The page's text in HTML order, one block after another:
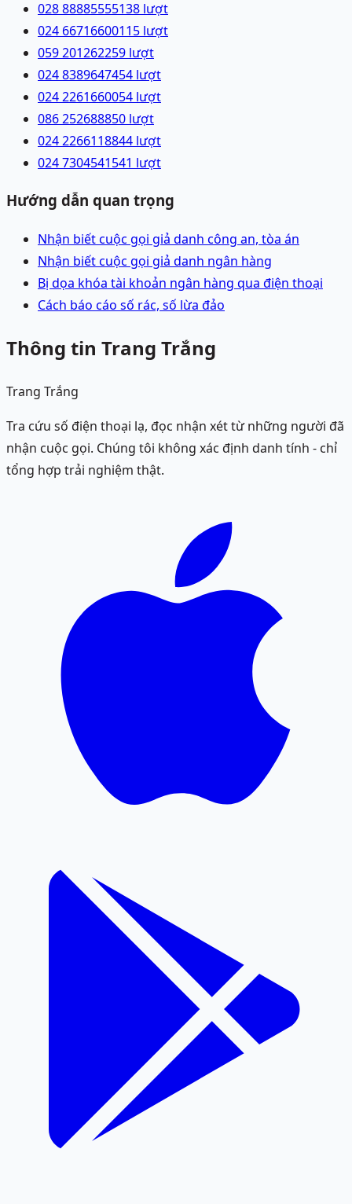
028 88885555138 lượt
024 66716600115 lượt
059 201262259 lượt
024 8389647454 lượt
024 2261660054 lượt
086 252688850 lượt
024 2266118844 lượt
024 7304541541 lượt
Hướng dẫn quan trọng
Nhận biết cuộc gọi giả danh công an, tòa án
Nhận biết cuộc gọi giả danh ngân hàng
Bị dọa khóa tài khoản ngân hàng qua điện thoại
Cách báo cáo số rác, số lừa đảo
Thông tin Trang Trắng
Trang Trắng
Tra cứu số điện thoại lạ, đọc nhận xét từ những người đã
nhận cuộc gọi. Chúng tôi không xác định danh tính - chỉ
tổng hợp trải nghiệm thật.